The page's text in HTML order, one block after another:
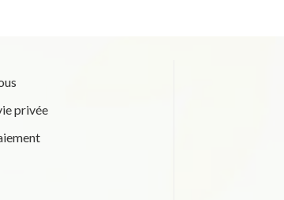
privée